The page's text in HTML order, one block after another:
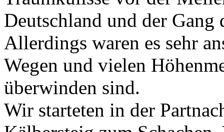
Deutschland und der
Allerdings waren es sehr
Wegen und vielen
überwinden sind.
Wir starteten in der